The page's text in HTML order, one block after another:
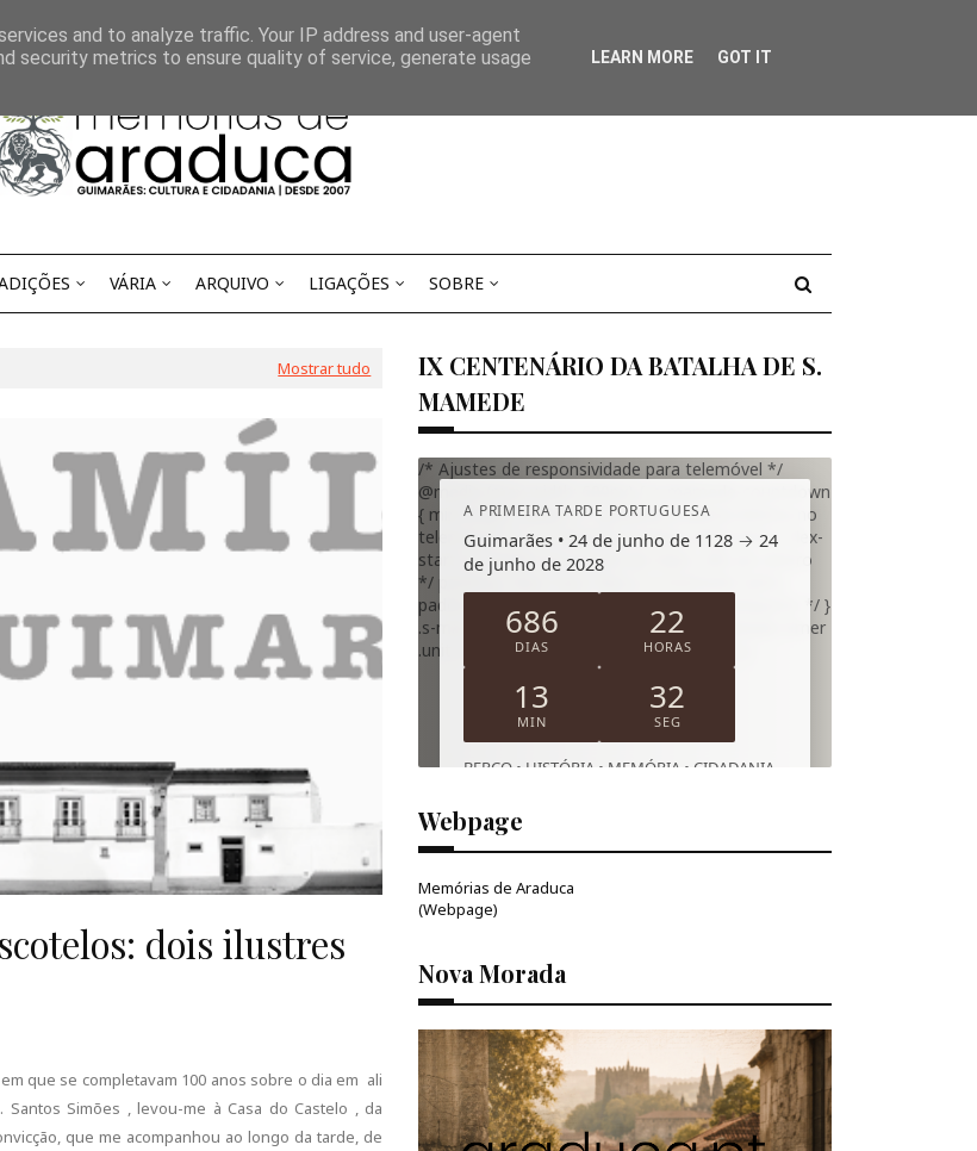
VÁRIA ARQUIVO LIGAÇÕES SOBRE
Mostrar tudo
dois ilustres
que se completavam 100 anos sobre o dia em ali
Simões , levou-me à Casa do Castelo , da
que me acompanhou ao longo da tarde, de
IX CENTENÁRIO DA BATALHA DE S.
MAMEDE
A PRIMEIRA TARDE PORTUGUESA
Guimarães • 24 de junho de 1128 → 24
de junho de 2028
686
DIAS
22
HORAS
13
MIN
31
SEG
BERÇO • HISTÓRIA • MEMÓRIA • CIDADANIA
/* Ajustes de responsividade para telemóvel */
@media (max-width: 600px) { .s-mamede-countdown
{ min-height: 380px; /* aumenta a altura mínima no
telemóvel */ } .s-mamede-overlay { align-items: flex-
start; /* cartão encostado ao topo, não ao centro
*/ padding: 16px 12px 18px; } .s-mamede-card {
padding: 16px 14px; /* um pouco mais compacto */ }
.s-mamede-title { font-size: 20px; } .s-mamede-timer
.unit { min-width: 76px; padding: 8px 9px; } }
Webpage
Memórias de Araduca
(Webpage)
Nova Morada
and to analyze traffic. Your IP address and user-agent
security metrics to ensure quality of service, generate usage
LEARN MORE GOT IT